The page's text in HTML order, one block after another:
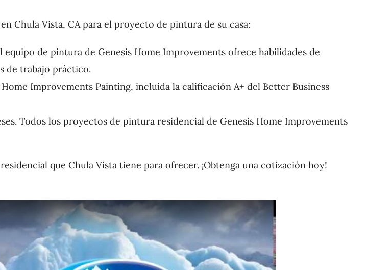
Chula Vista, CA para el proyecto de pintura de su casa:
de pintura de Genesis Home Improvements ofrece habilidades de
de trabajo práctico.
Improvements Painting, incluida la calificación A+ del Better Business
Todos los proyectos de pintura residencial de Genesis Home Improvements
que Chula Vista tiene para ofrecer. ¡Obtenga una cotización hoy!